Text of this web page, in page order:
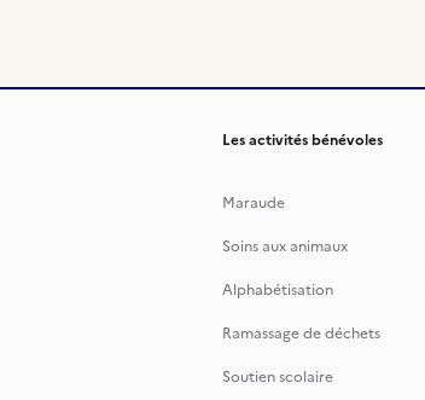
Les activités bénévoles
Maraude
Soins aux animaux
Alphabétisation
Ramassage de déchets
Soutien scolaire